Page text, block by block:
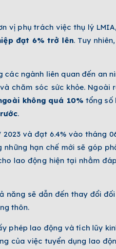
vị phụ trách việc thụ lý
đạt 6% trở lên. Tuy
ngành liên quan đến an
chăm sóc sức khỏe. Ngoài
không quá 10% tổng số
.
và đạt 6.4% vào tháng
hạn chế mới sẽ góp
lao động hiện tại nhằm
năng sẽ dẫn đến thay đổi
thôn.
phép lao động và tích lũy
của việc tuyển dụng lao